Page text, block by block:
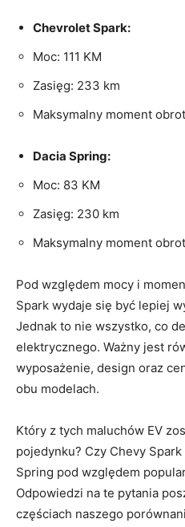
Chevrolet‍ Spark:
Moc: 111 KM
Zasięg:‍ 233 km
Maksymalny ⁢moment
Dacia Spring:
Moc: 83 KM
Zasięg: 230 km
Maksymalny moment‌
Pod względem mocy i
Spark ‌wydaje ‍się być⁢ lepiej
Jednak to nie⁣ wszystko, co
elektrycznego.⁣ Ważny jest
wyposażenie, design ⁢oraz
obu ​modelach.
Który z‌ tych maluchów EV
pojedynku? Czy Chevy
Spring pod ‍względem‌
Odpowiedzi na te pytania
częściach naszego